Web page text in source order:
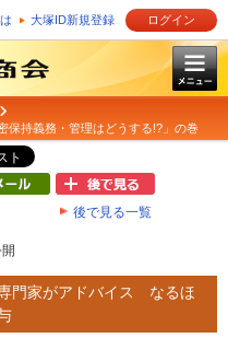
大塚ID新規登録 ログイン
保持義務・管理はどうする!?」の巻
後で見る一覧
専門家がアドバイス なるほ